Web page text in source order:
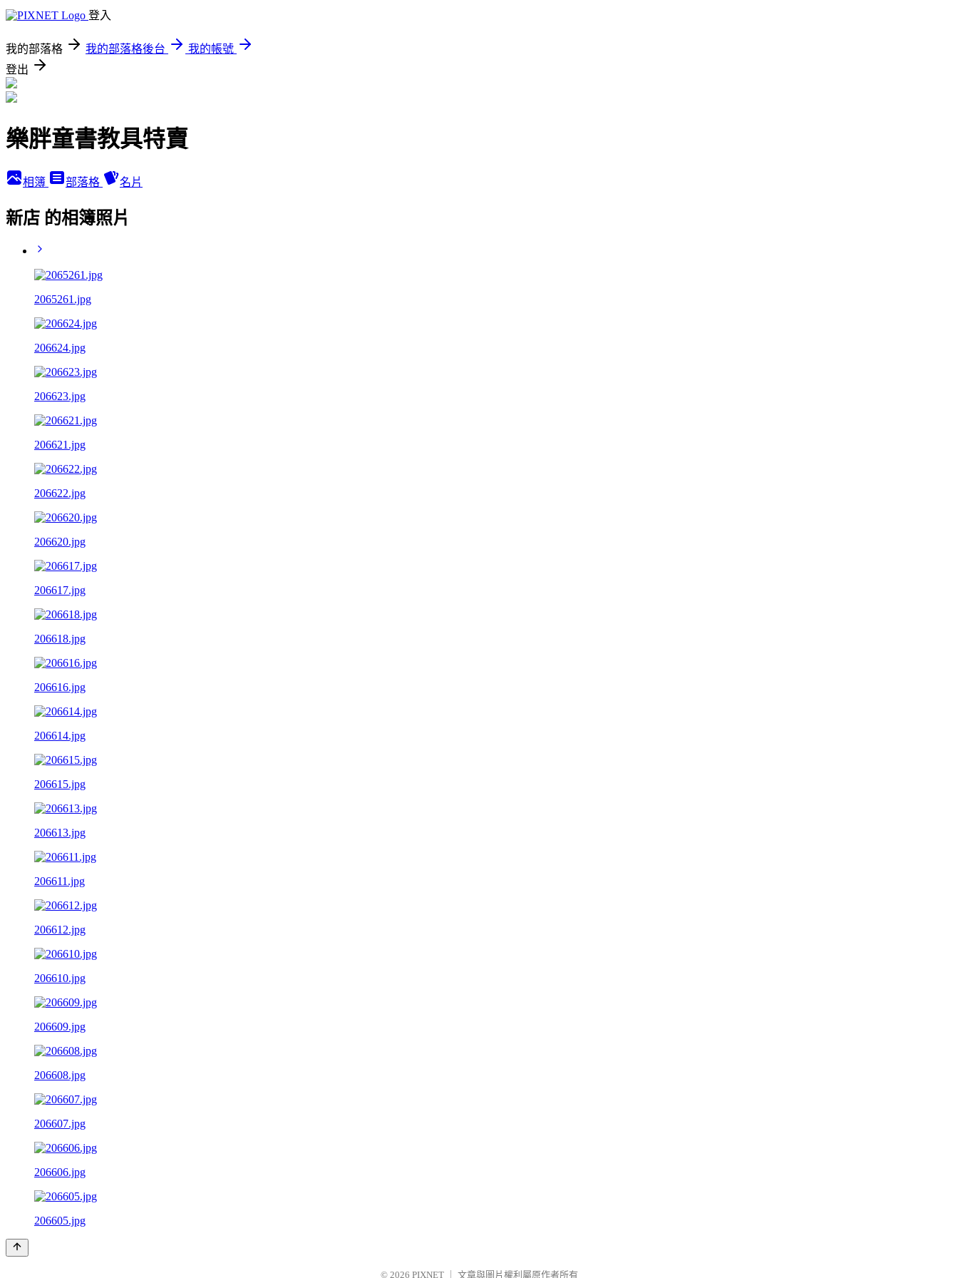
登入
我的部落格 我的部落格後台
我的帳號
登出
樂胖童書教具特賣
相簿 部落格 名片
新店 的相簿照片
2065261.jpg
206624.jpg
206623.jpg
206621.jpg
206622.jpg
206620.jpg
206617.jpg
206618.jpg
206616.jpg
206614.jpg
206615.jpg
206613.jpg
206611.jpg
206612.jpg
206610.jpg
206609.jpg
206608.jpg
206607.jpg
206606.jpg
206605.jpg
© 2026 PIXNET 文章與圖片權利屬原作者所有